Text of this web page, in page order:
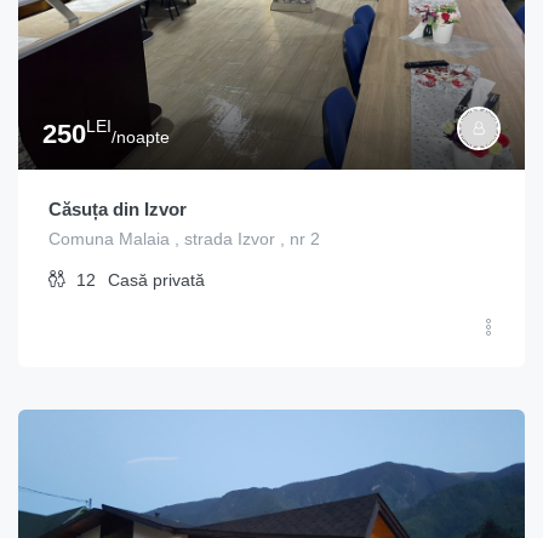
250LEI
/noapte
Căsuța din Izvor
Comuna Malaia , strada Izvor , nr 2
12 Casă privată